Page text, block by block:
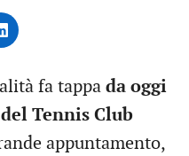
fa tappa da oggi
Tennis Club
appuntamento,